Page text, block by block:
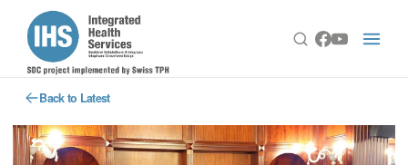
Back to Latest